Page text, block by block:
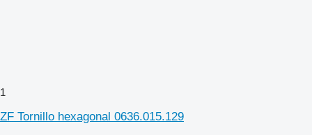
1
ZF Tornillo hexagonal 0636.015.129